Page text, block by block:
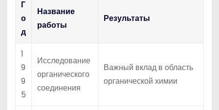
Г
о
д
Название
работы
Результаты
1
9
9
5
Исследование
органического
соединения
Важный вклад в область
органической химии